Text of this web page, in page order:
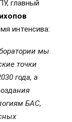
главный
интенсива:
мы
точки
года, а
БАС,